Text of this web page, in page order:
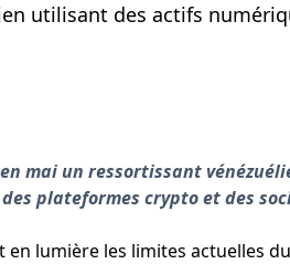
utilisant des actifs
mai un ressortissant
plateformes crypto et des
en lumière les limites actuelles